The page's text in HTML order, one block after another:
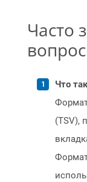
Часто
Что
(TSV),